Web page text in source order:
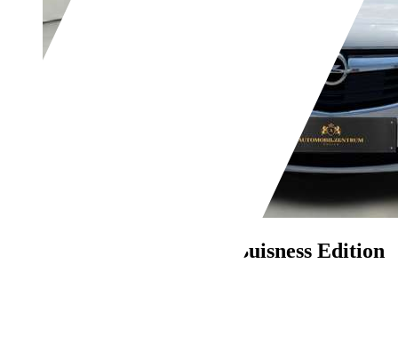
Limo | Buisness Edition